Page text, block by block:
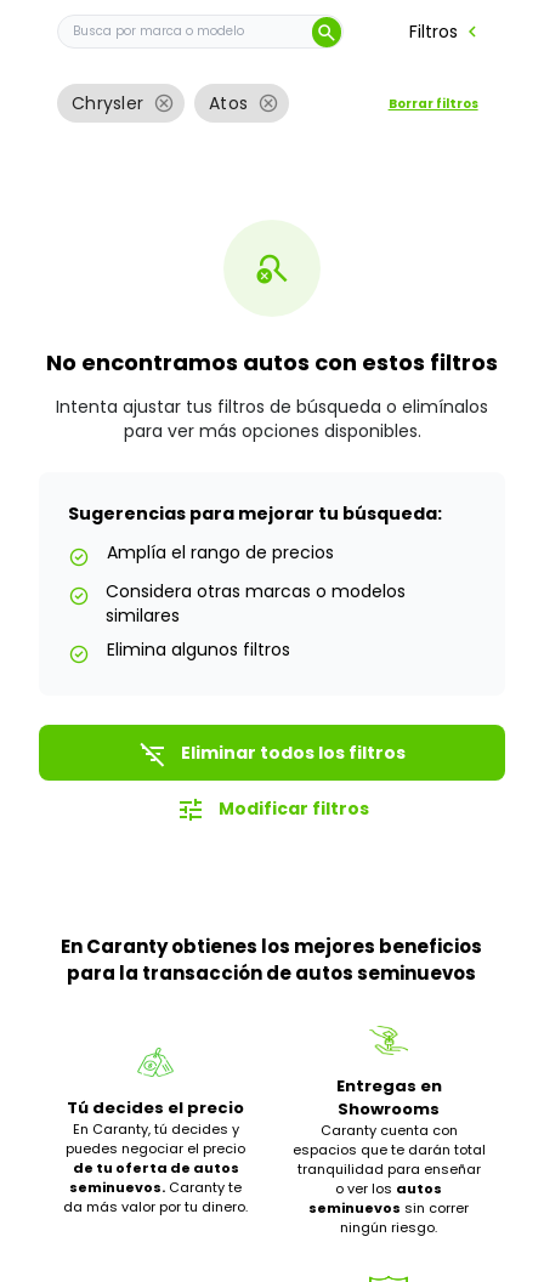
Buscar auto por marca o modelo
search Filtros chevron_left
Chrysler cancel Atos cancel Borrar filtros
search_off
No encontramos autos con estos filtros
Intenta ajustar tus filtros de búsqueda o elimínalos
para ver más opciones disponibles.
Sugerencias para mejorar tu búsqueda:
check_circle Amplía el rango de precios
check_circle
Considera otras marcas o modelos
similares
check_circle Elimina algunos filtros
filter_list_off Eliminar todos los filtros
tune Modificar filtros
En Caranty obtienes los mejores beneficios
para la transacción de autos seminuevos
Tú decides el precio
En Caranty, tú decides y
puedes negociar el precio
de tu oferta de autos
seminuevos. Caranty te
da más valor por tu dinero.
Entregas en
Showrooms
Caranty cuenta con
espacios que te darán total
tranquilidad para enseñar
o ver los autos
seminuevos sin correr
ningún riesgo.